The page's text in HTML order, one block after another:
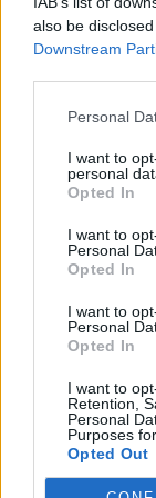
also be
Downstream
Personal
I want to
personal
Opted In
I want to
Personal
Opted In
I want to
Personal
Opted In
I want to
Retention,
Personal
Purposes
Opted Out
vaiko gyvybių
Žinios | Lietuvos
Savaitės
32 laipsnių
Žinios | Orai
V. Zalužno
Laidos | Nauja
Sinoptikai
savaitę: